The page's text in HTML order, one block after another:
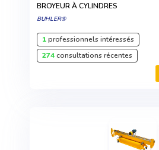
BROYEUR À CYLINDRES
BUHLER®
1professionnels intéressés
274consultations récentes